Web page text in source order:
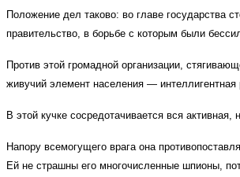
Положение дел таково: во главе государства
правительство, в борьбе с которым были
Против этой громадной организации,
живучий элемент населения —
В этой кучке сосредотачивается вся
Напору всемогущего врага она
Ей не страшны его многочисленные шпионы,